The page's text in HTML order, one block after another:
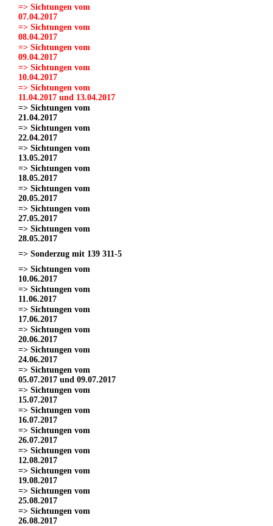
=> Sichtungen vom
07.04.2017
=> Sichtungen vom
08.04.2017
=> Sichtungen vom
09.04.2017
=> Sichtungen vom
10.04.2017
=> Sichtungen vom
11.04.2017 und 13.04.2017
=> Sichtungen vom
21.04.2017
=> Sichtungen vom
22.04.2017
=> Sichtungen vom
13.05.2017
=> Sichtungen vom
18.05.2017
=> Sichtungen vom
20.05.2017
=> Sichtungen vom
27.05.2017
=> Sichtungen vom
28.05.2017
=> Sonderzug mit 139 311-5
=> Sichtungen vom
10.06.2017
=> Sichtungen vom
11.06.2017
=> Sichtungen vom
17.06.2017
=> Sichtungen vom
20.06.2017
=> Sichtungen vom
24.06.2017
=> Sichtungen vom
05.07.2017 und 09.07.2017
=> Sichtungen vom
15.07.2017
=> Sichtungen vom
16.07.2017
=> Sichtungen vom
26.07.2017
=> Sichtungen vom
12.08.2017
=> Sichtungen vom
19.08.2017
=> Sichtungen vom
25.08.2017
=> Sichtungen vom
26.08.2017